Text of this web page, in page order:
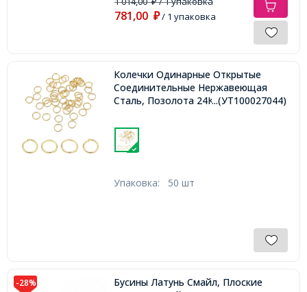
781,00 ₽/ 1 упаковка
Колечки Одинарные Открытые
Соединительные Нержавеющая
Сталь, Позолота 24К, 7х0.8мм,
...(УТ100027044)
Упаковка: 50 шт
-28%
Бусины Латунь Смайл, Плоские